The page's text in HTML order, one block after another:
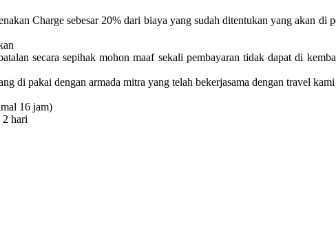
Charge sebesar 20% dari biaya yang sudah ditentukan yang akan di
secara sepihak mohon maaf sekali pembayaran tidak dapat di
di pakai dengan armada mitra yang telah bekerjasama dengan travel kami
16 jam)
2 hari